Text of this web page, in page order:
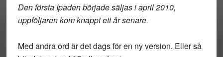
Den första Ipaden började säljas i april 2010,
uppföljaren kom knappt ett år senare.
Med andra ord är det dags för en ny version. Eller så